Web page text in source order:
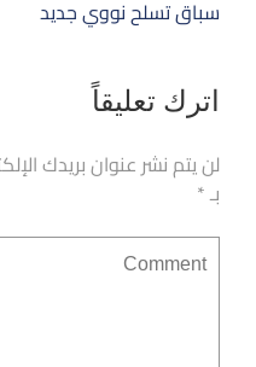
المقالات
سباق تسلح نووي جديد
اترك تعليقاً
لن يتم نشر عنوان بريدك
بـ*